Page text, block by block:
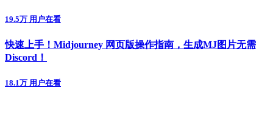
19.5万 用户在看
快速上手！Midjourney 网页版操作指南，生成MJ图片无需
Discord！
18.1万 用户在看